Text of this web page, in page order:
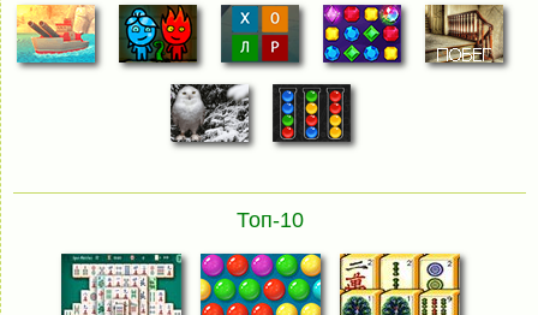
Топ-10